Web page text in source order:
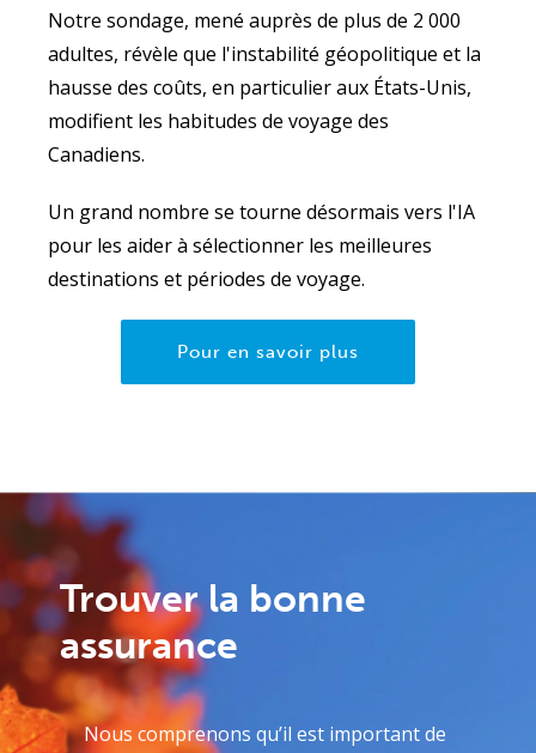
Notre sondage, mené auprès de plus de 2 000
adultes, révèle que l'instabilité géopolitique et la
hausse des coûts, en particulier aux États-Unis,
modifient les habitudes de voyage des
Canadiens.
Un grand nombre se tourne désormais vers l'IA
pour les aider à sélectionner les meilleures
destinations et périodes de voyage.
Pour en savoir plus
Trouver la bonne
assurance
Nous comprenons qu’il est important de